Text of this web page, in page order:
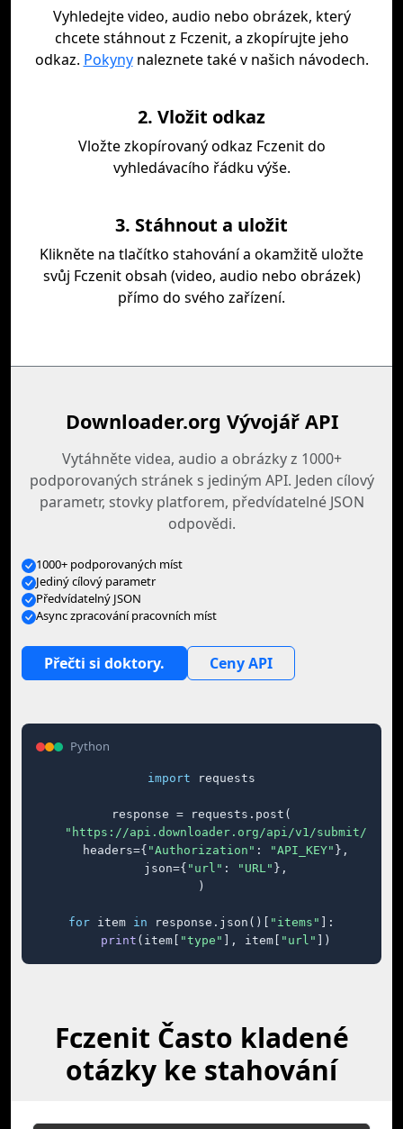
Vyhledejte video, audio nebo obrázek, který
chcete stáhnout z Fczenit, a zkopírujte jeho
odkaz. Pokynynaleznete také v našich návodech.
2. Vložit odkaz
Vložte zkopírovaný odkaz Fczenit do
vyhledávacího řádku výše.
3. Stáhnout a uložit
Klikněte na tlačítko stahování a okamžitě uložte
svůj Fczenit obsah (video, audio nebo obrázek)
přímo do svého zařízení.
Downloader.org Vývojář API
Vytáhněte videa, audio a obrázky z 1000+
podporovaných stránek s jediným API. Jeden cílový
parametr, stovky platforem, předvídatelné JSON
odpovědi.
1000+ podporovaných míst
Jediný cílový parametr
Předvídatelný JSON
Async zpracování pracovních míst
Přečti si doktory. Ceny API
Python
import requests
response = requests.post(
"https://api.downloader.org/api/v1/submit/"
    headers={
"Authorization" : "API_KEY" },
    json={
"url" : "URL" },
)
for item in response.json()[ "items"
]:
print (item[ "type" ], item[ "url" ])
Fczenit Často kladené
otázky ke stahování